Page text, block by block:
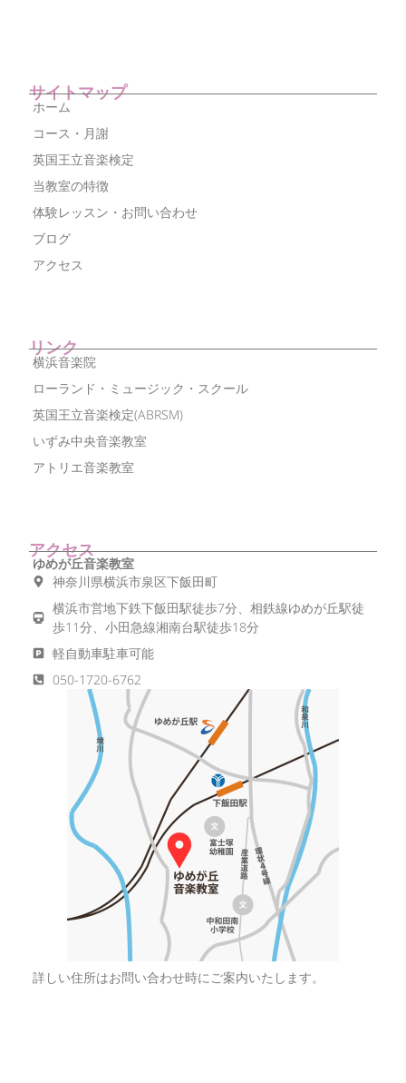
サイトマップ
ホーム
コース・月謝
英国王立音楽検定
当教室の特徴
体験レッスン・お問い合わせ
ブログ
アクセス
リンク
横浜音楽院
ローランド・ミュージック・スクール
英国王立音楽検定(ABRSM)
いずみ中央音楽教室
アトリエ音楽教室
アクセス
ゆめが丘音楽教室
神奈川県横浜市泉区下飯田町
横浜市営地下鉄下飯田駅徒歩7分、相鉄線ゆめが丘駅徒
歩11分、小田急線湘南台駅徒歩18分
軽自動車駐車可能
050-1720-6762
詳しい住所はお問い合わせ時にご案内いたします。